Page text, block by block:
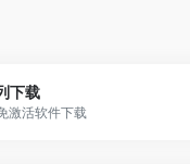
下载
激活软件下载